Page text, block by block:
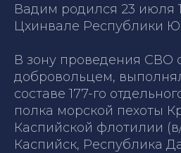
Вадим родился 23 июля
Цхинвале Республики
В зону проведения СВО
добровольцем,
составе 177-го
полка морской пехоты
Каспийской флотилии
Каспийск, Республика